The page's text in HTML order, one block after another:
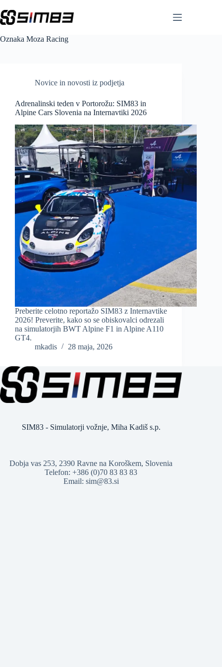
to
content
Oznaka Moza Racing
Novice in novosti iz podjetja
Adrenalinski teden v Portorožu: SIM83 in
Alpine Cars Slovenia na Internavtiki 2026
Preberite celotno reportažo SIM83 z Internavtike
2026! Preverite, kako so se obiskovalci odrezali
na simulatorjih BWT Alpine F1 in Alpine A110
GT4.
mkadis
28 maja, 2026
SIM83 - Simulatorji vožnje, Miha Kadiš s.p.
Dobja vas 253, 2390 Ravne na Koroškem, Slovenia
Telefon: +386 (0)70 83 83 83
Email: sim@83.si